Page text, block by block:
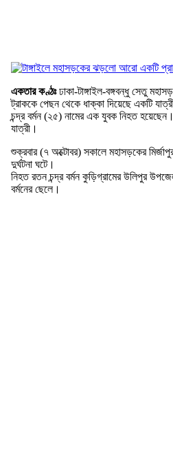
একতার কণ্ঠঃঢাকা-টাঙ্গাইল-বঙ্গবন্ধু সেতু
ট্রাককে পেছন থেকে ধাক্কা দিয়েছে একটি
চন্দ্র বর্মন (২৫) নামের এক যুবক নিহত
যাত্রী।
শুক্রবার (৭ অক্টোবর) সকালে মহাসড়কের
দুর্ঘটনা ঘটে।
নিহত রতন চন্দ্র বর্মন কুড়িগ্রামের উলিপুর
বর্মনের ছেলে।